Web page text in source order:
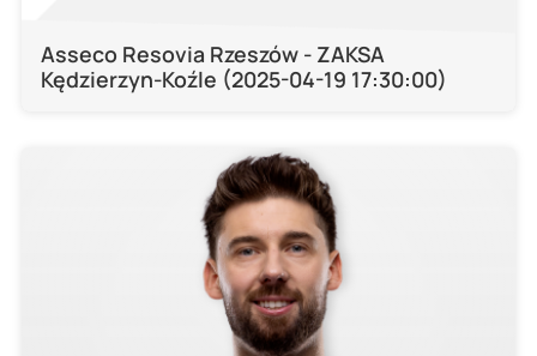
Asseco Resovia Rzeszów - ZAKSA
Kędzierzyn-Koźle (2025-04-19 17:30:00)